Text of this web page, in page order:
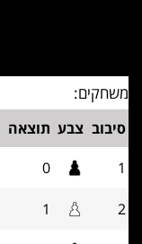
משחקים:
סיבוב צבע תוצאה
1
0
2
1